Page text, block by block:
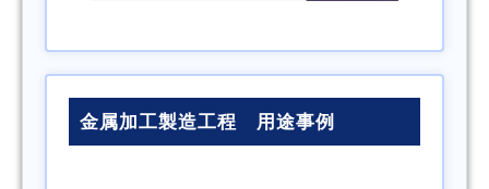
金属加工製造工程 用途事例